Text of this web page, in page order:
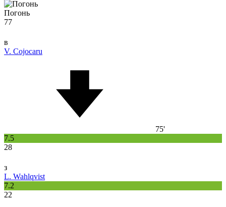
Погонь
77
в
V. Cojocaru
75'
7.5
28
з
L. Wahlqvist
7.2
22